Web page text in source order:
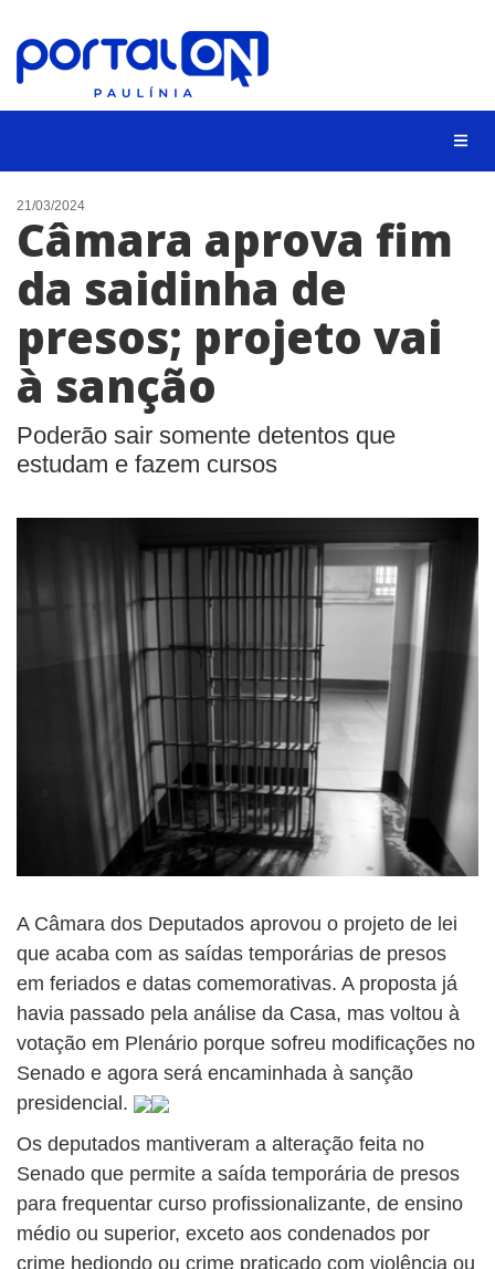
CIDADES
EVENTOS
EMPREGO
ANUNCIE
CONTATO
21/03/2024
Câmara aprova fim
da saidinha de
presos; projeto vai
à sanção
Poderão sair somente detentos que
estudam e fazem cursos
A Câmara dos Deputados aprovou o projeto de lei
que acaba com as saídas temporárias de presos
em feriados e datas comemorativas. A proposta já
havia passado pela análise da Casa, mas voltou à
votação em Plenário porque sofreu modificações no
Senado e agora será encaminhada à sanção
presidencial.
Os deputados mantiveram a alteração feita no
Senado que permite a saída temporária de presos
para frequentar curso profissionalizante, de ensino
médio ou superior, exceto aos condenados por
crime hediondo ou crime praticado com violência ou